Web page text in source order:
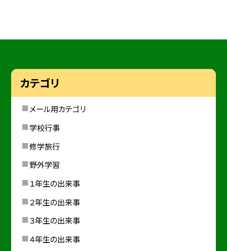
カテゴリ
メール用カテゴリ
学校行事
修学旅行
野外学習
１年生の出来事
２年生の出来事
３年生の出来事
４年生の出来事